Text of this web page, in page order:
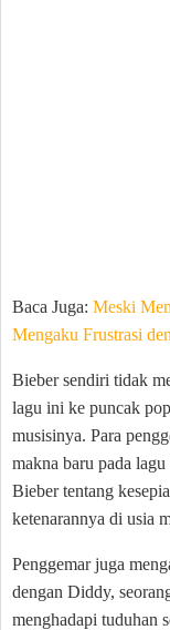
Baca Juga: Meski
Mengaku Frustrasi
Bieber sendiri tidak
lagu ini ke puncak
musisinya. Para
makna baru pada
Bieber tentang
ketenarannya di usia
Penggemar juga
dengan Diddy,
menghadapi tuduhan